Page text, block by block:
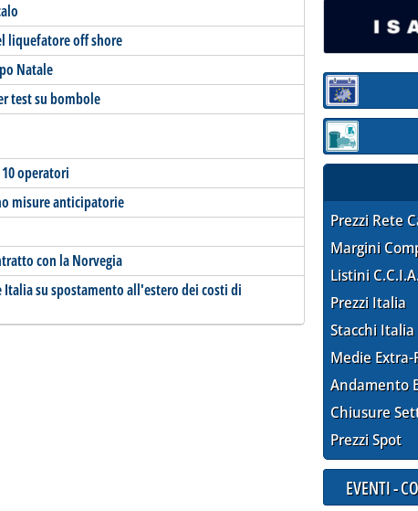
liquefatore off shore
Natale
test su bombole
operatori
misure anticipatorie
con la Norvegia
Italia su spostamento all'estero dei costi di
Sezione:
Sezione:
Prezzi Rete
Margini
Listini
Prezzi Italia
Stacchi Italia
Medie Extra-
Andamento
Chiusure
Prezzi Spot
EVENTI -